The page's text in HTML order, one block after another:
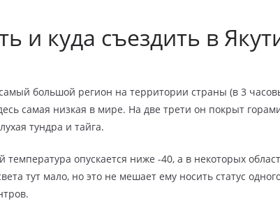
и куда съездить в
большой регион на территории страны (в 3
самая низкая в мире. На две трети он покрыт
тундра и тайга.
температура опускается ниже -40, а в некоторых
тут мало, но это не мешает ему носить статус